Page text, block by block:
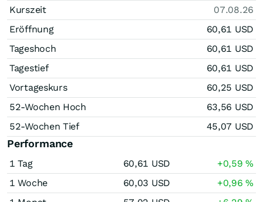
Kurszeit
07.08.26
Eröffnung
60,61 USD
Tageshoch
60,61 USD
Tagestief
60,61 USD
Vortageskurs
60,25 USD
52-Wochen Hoch
63,56 USD
52-Wochen Tief
45,07 USD
Performance
1 Tag 60,61 USD +0,59%
1 Woche
60,03 USD +0,96%